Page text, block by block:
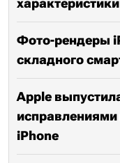
Фото-рендеры
складного
Apple
iPhone